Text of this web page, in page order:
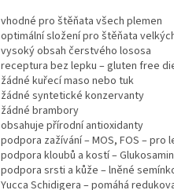
vhodné pro štěňata všech plemen
optimální složení pro štěňata
vysoký obsah čerstvého lososa
receptura bez lepku – gluten free
žádné kuřecí maso nebo tuk
žádné syntetické konzervanty
žádné brambory
obsahuje přírodní antioxidanty
podpora zažívání – MOS, FOS – pro
podpora kloubů a kostí –
podpora srsti a kůže – lněné
Yucca Schidigera – pomáhá